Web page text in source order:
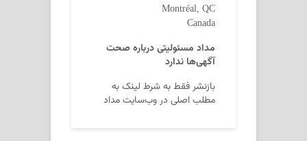
Montréal, QC
Canada
مداد مسئولیتی درباره صحت
آگهی‌ها ندارد
بازنشر فقط به شرط لینک به
مطلب اصلی در وب‌سایت مداد